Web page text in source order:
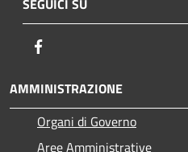
SEGUICI SU
AMMINISTRAZIONE
Organi di Governo
Aree Amministrative